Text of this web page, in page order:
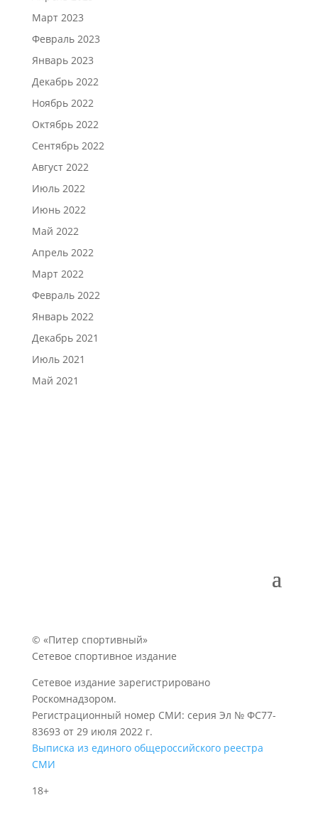
Март 2023
Февраль 2023
Январь 2023
Декабрь 2022
Ноябрь 2022
Октябрь 2022
Сентябрь 2022
Август 2022
Июль 2022
Июнь 2022
Май 2022
Апрель 2022
Март 2022
Февраль 2022
Январь 2022
Декабрь 2021
Июль 2021
Май 2021
© «Питер спортивный»
Сетевое спортивное издание
Сетевое издание зарегистрировано
Роскомнадзором.
Регистрационный номер СМИ: серия Эл № ФС77-
83693 от 29 июля 2022 г.
Выписка из единого общероссийского реестра
СМИ
18+